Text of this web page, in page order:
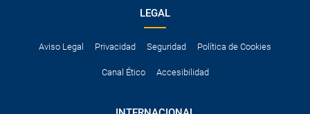
LEGAL
Aviso Legal Privacidad Seguridad Política de Cookies
Canal Ético Accesibilidad